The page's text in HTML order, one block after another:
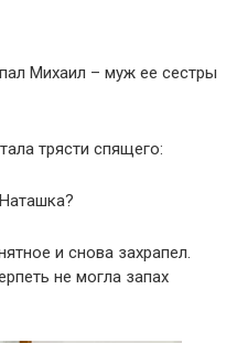
Михаил – муж ее сестры
трясти спящего:
и снова захрапел.
не могла запах